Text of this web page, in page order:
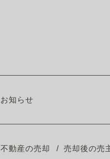
お知らせ
不動産の売却 売却後の売